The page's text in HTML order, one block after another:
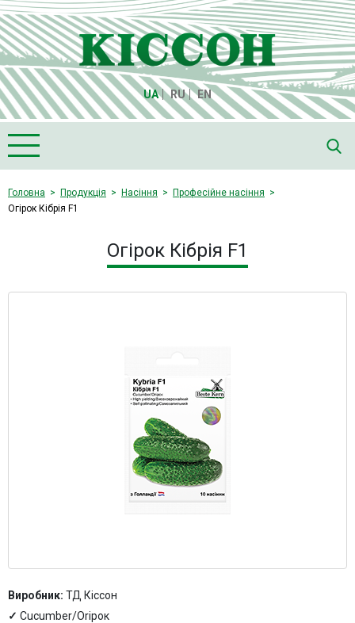
UA RU EN
Головна
Про компанію "Кіссон"
Культури
Головна Продукція Насіння
Професійне насіння
Огірок Кiбрiя F1
Огірок Кiбрiя F1
Виробник: ТД Кіссон
Cucumber/Oripoк